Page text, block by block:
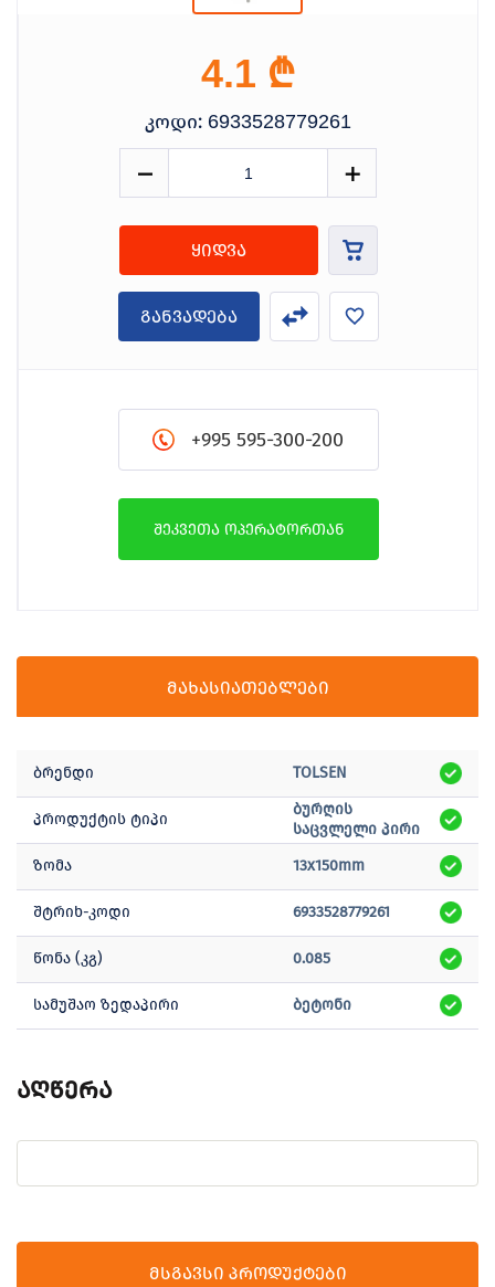
4.1 ₾
კოდი: 6933528779261
ყიდვა
განვადება
+995 595-300-200
შეკვეთა ოპერატორთან
მახასიათებლები
ბრენდი TOLSEN
პროდუქტის ტიპი
ბურღის
საცვლელი პირი
ზომა
13x150mm
შტრიხ-კოდი 6933528779261
წონა (კგ) 0.085
სამუშაო ზედაპირი ბეტონი
აღწერა
მსგავსი პროდუქტები